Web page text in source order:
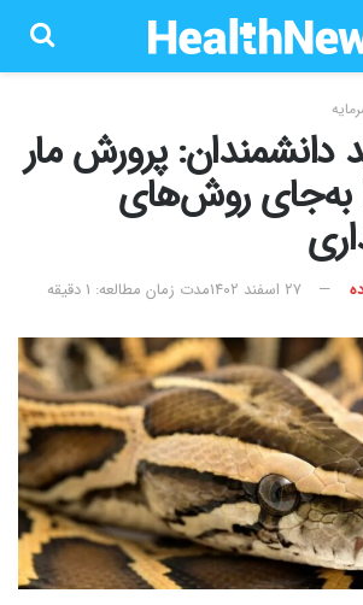
دانشمندان: پرورش مار
به‌جای روش‌های
۲۷ اسفند ۱۴۰۲ مدت زمان مطالعه: 1 دقیقه